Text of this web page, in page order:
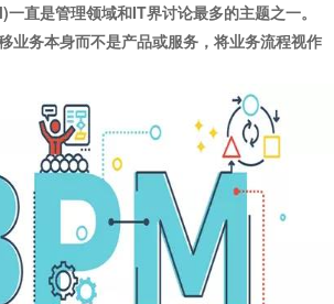
直是管理领域和IT界讨论最多的主题之一。
业务本身而不是产品或服务，将业务流程视作